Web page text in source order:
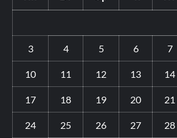
3 4 5 6 7
10 11 12 13 14
17 18 19 20 21
24 25 26 27 28